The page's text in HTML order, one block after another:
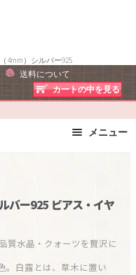
）シルバー925
送料について
カートの中を見る
メニュー
選ぶ
で選ぶ
バー925 ピアス・イヤ
質水晶・クォーツを贅沢に
。白露とは、草木に置い